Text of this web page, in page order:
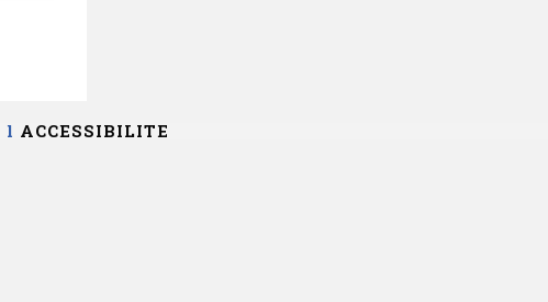
l ACCESSIBILITE